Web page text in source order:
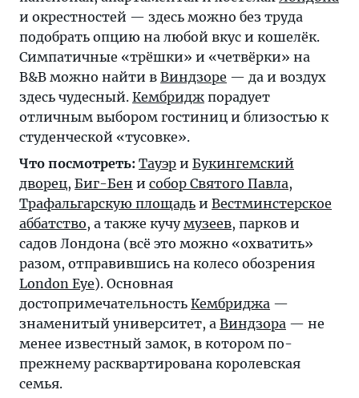
и окрестностей — здесь можно без труда
подобрать опцию на любой вкус и кошелёк.
Симпатичные «трёшки» и «четвёрки» на
B&B можно найти в Виндзоре — да и воздух
здесь чудесный. Кембридж порадует
отличным выбором гостиниц и близостью к
студенческой «тусовке».
Что посмотреть: Тауэр и Букингемский
дворец, Биг-Бен и собор Святого Павла,
Трафальгарскую площадь и Вестминстерское
аббатство, а также кучумузеев, парков и
садов Лондона (всё это можно «охватить»
разом, отправившись на колесо обозрения
London Eye). Основная
достопримечательность Кембриджа —
знаменитый университет, а Виндзора — не
менее известный замок, в котором по-
прежнему расквартирована королевская
семья.